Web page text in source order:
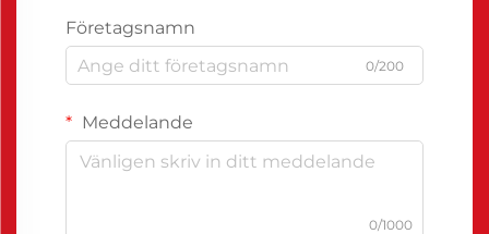
Företagsnamn
0/200
Meddelande
0/1000